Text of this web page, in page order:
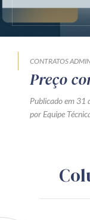
CONTRATOS
Preço
Publicado em 31
por Equipe